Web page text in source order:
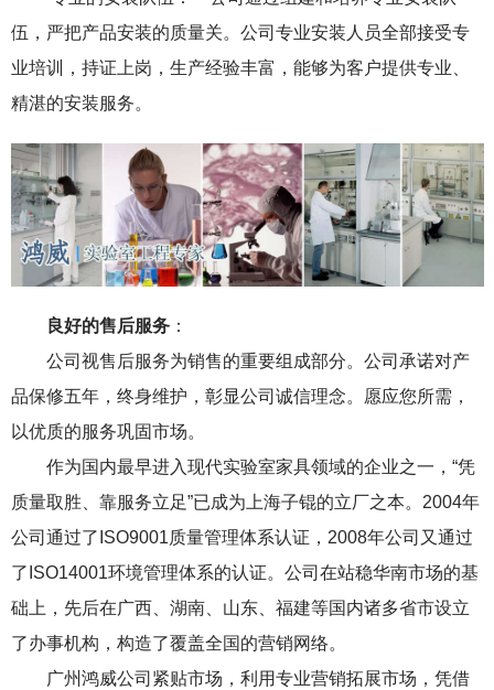
伍，严把产品安装的质量关。公司专业安装人员全部接受专
业培训，持证上岗，生产经验丰富，能够为客户提供专业、
精湛的安装服务。
良好的售后服务：
公司视售后服务为销售的重要组成部分。公司承诺对产
品保修五年，终身维护，彰显公司诚信理念。愿应您所需，
以优质的服务巩固市场。
作为国内最早进入现代实验室家具领域的企业之一，“凭
质量取胜、靠服务立足”已成为上海子锟的立厂之本。2004年
公司通过了ISO9001质量管理体系认证，2008年公司又通过
了ISO14001环境管理体系的认证。公司在站稳华南市场的基
础上，先后在广西、湖南、山东、福建等国内诸多省市设立
了办事机构，构造了覆盖全国的营销网络。
广州鸿威公司紧贴市场，利用专业营销拓展市场，凭借